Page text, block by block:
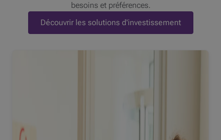
besoins et préférences.
Découvrir les solutions d'investissement